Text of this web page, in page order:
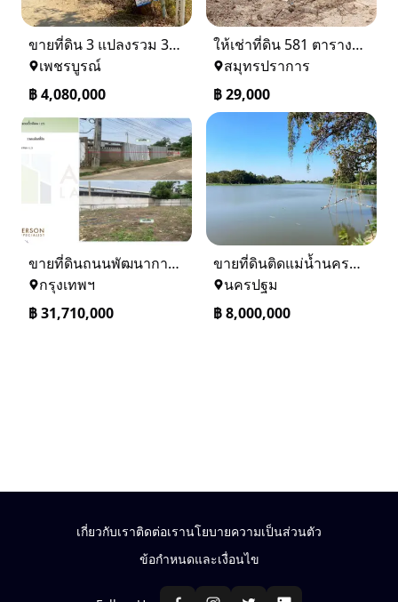
ขายที่ดิน 3 แปลงรวม 340 ตรว ราคา ตรว. ล่ะ 12000 บาท เมืองเพชรบูรณ์
เพชรบูรณ์
฿4,080,000
ให้เช่าที่ดิน 581 ตารางวา ตรงข้างอู่ใหม่แจ็คบางหญ้าแพรก บางหัวเสือ
สมุทรปราการ
฿29,000
ขายที่ดินถนนพัฒนาการ 56 (ซอยเอื้อพัฒนา 15)
กรุงเทพฯ
฿31,710,000
ขายที่ดินติดแม่น้ำนครชัยศรี จ.นครปฐม ทำเลดี ที่ดินถมแล้ว
นครปฐม
฿8,000,000
เกี่ยวกับเราติดต่อเรานโยบายความเป็นส่วนตัว
ข้อกำหนดและเงื่อนไข